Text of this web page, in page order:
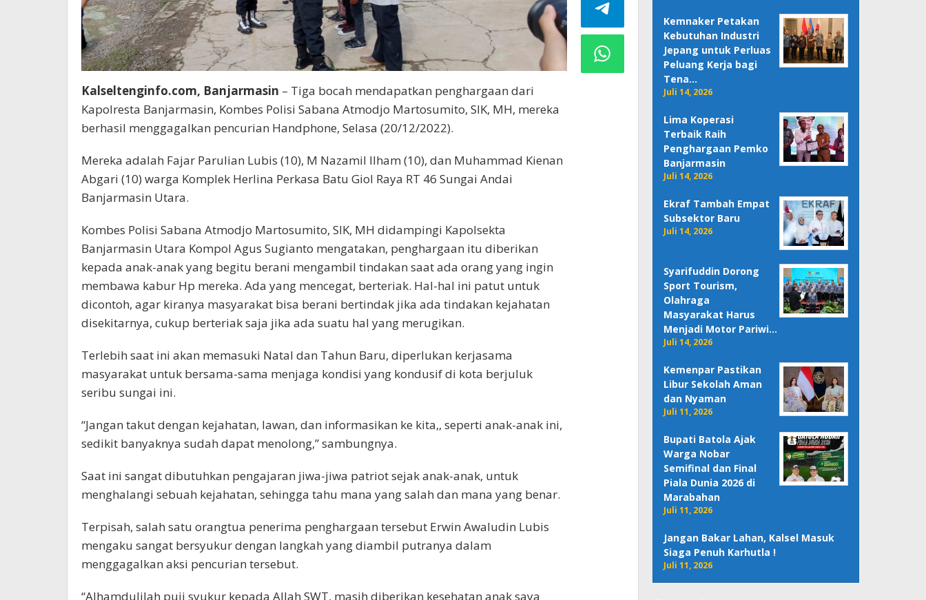
Kalseltenginfo.com, Banjarmasin – Tiga bocah mendapatkan penghargaan dari
Kapolresta Banjarmasin, Kombes Polisi Sabana Atmodjo Martosumito, SIK, MH, mereka
berhasil menggagalkan pencurian Handphone, Selasa (20/12/2022).
Mereka adalah Fajar Parulian Lubis (10), M Nazamil Ilham (10), dan Muhammad Kienan
Abgari (10) warga Komplek Herlina Perkasa Batu Giol Raya RT 46 Sungai Andai
Banjarmasin Utara.
Kombes Polisi Sabana Atmodjo Martosumito, SIK, MH didampingi Kapolsekta
Banjarmasin Utara Kompol Agus Sugianto mengatakan, penghargaan itu diberikan
kepada anak-anak yang begitu berani mengambil tindakan saat ada orang yang ingin
membawa kabur Hp mereka. Ada yang mencegat, berteriak. Hal-hal ini patut untuk
dicontoh, agar kiranya masyarakat bisa berani bertindak jika ada tindakan kejahatan
disekitarnya, cukup berteriak saja jika ada suatu hal yang merugikan.
Terlebih saat ini akan memasuki Natal dan Tahun Baru, diperlukan kerjasama
masyarakat untuk bersama-sama menjaga kondisi yang kondusif di kota berjuluk
seribu sungai ini.
“Jangan takut dengan kejahatan, lawan, dan informasikan ke kita,, seperti anak-anak ini,
sedikit banyaknya sudah dapat menolong,” sambungnya.
Saat ini sangat dibutuhkan pengajaran jiwa-jiwa patriot sejak anak-anak, untuk
menghalangi sebuah kejahatan, sehingga tahu mana yang salah dan mana yang benar.
Terpisah, salah satu orangtua penerima penghargaan tersebut Erwin Awaludin Lubis
mengaku sangat bersyukur dengan langkah yang diambil putranya dalam
menggagalkan aksi pencurian tersebut.
“Alhamdulilah puji syukur kepada Allah SWT, masih diberikan kesehatan anak saya
Kemnaker Petakan
Kebutuhan Industri
Jepang untuk Perluas
Peluang Kerja bagi
Tena…
Juli 14, 2026
Lima Koperasi
Terbaik Raih
Penghargaan Pemko
Banjarmasin
Juli 14, 2026
Ekraf Tambah Empat
Subsektor Baru
Juli 14, 2026
Syarifuddin Dorong
Sport Tourism,
Olahraga
Masyarakat Harus
Menjadi Motor Pariwi…
Juli 14, 2026
Kemenpar Pastikan
Libur Sekolah Aman
dan Nyaman
Juli 11, 2026
Bupati Batola Ajak
Warga Nobar
Semifinal dan Final
Piala Dunia 2026 di
Marabahan
Juli 11, 2026
Jangan Bakar Lahan, Kalsel Masuk
Siaga Penuh Karhutla !
Juli 11, 2026